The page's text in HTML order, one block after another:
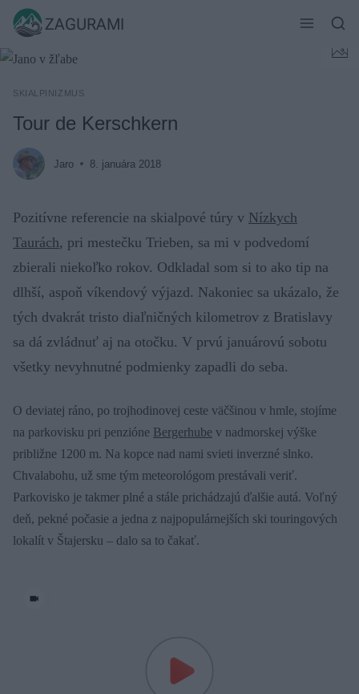
Skip
content
ZAGURAMI
SKIALPINIZMUS
Tour de Kerschkern
Jaro 8. januára 2018
Pozitívne referencie na skialpové túry v Nízkych
Taurách, pri mestečku Trieben, sa mi v podvedomí
zbierali niekoľko rokov. Odkladal som si to ako tip na
dlhší, aspoň víkendový výjazd. Nakoniec sa ukázalo, že
tých dvakrát tristo diaľničných kilometrov z Bratislavy
sa dá zvládnuť aj na otočku. V prvú januárovú sobotu
všetky nevyhnutné podmienky zapadli do seba.
O deviatej ráno, po trojhodinovej ceste väčšinou v hmle, stojíme
na parkovisku pri penzióne Bergerhube v nadmorskej výške
približne 1200 m. Na kopce nad nami svieti inverzné slnko.
Chvalabohu, už sme tým meteorológom prestávali veriť.
Parkovisko je takmer plné a stále prichádzajú ďalšie autá. Voľný
deň, pekné počasie a jedna z najpopulárnejších ski touringových
lokalít v Štajersku – dalo sa to čakať.